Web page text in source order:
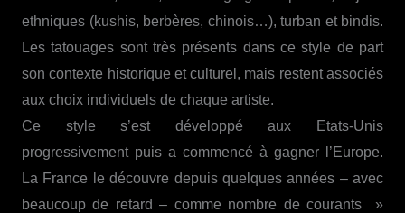
ethniques (kushis, berbères, chinois…), turban et bindis.
Les tatouages sont très présents dans ce style de part
son contexte historique et culturel, mais restent associés
aux choix individuels de chaque artiste.
Ce style s’est développé aux Etats-Unis
progressivement puis a commencé à gagner l’Europe.
La France le découvre depuis quelques années – avec
beaucoup de retard – comme nombre de courants »